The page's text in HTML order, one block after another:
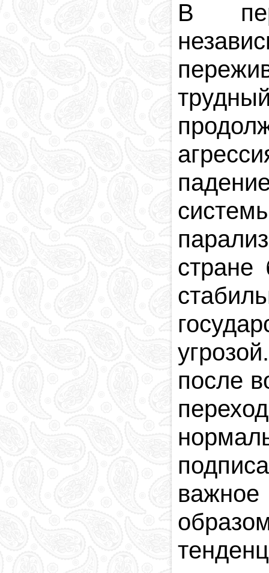
Религия в
Азербайджане
Национальная
валюта
Коды и индексы
Кровавая память
В
стране
после